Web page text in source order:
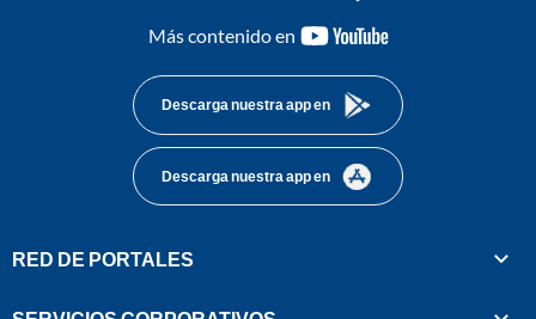
Más contenido en
youtube-
Descarga nuestra app en
Descarga nuestra app en
RED DE PORTALES